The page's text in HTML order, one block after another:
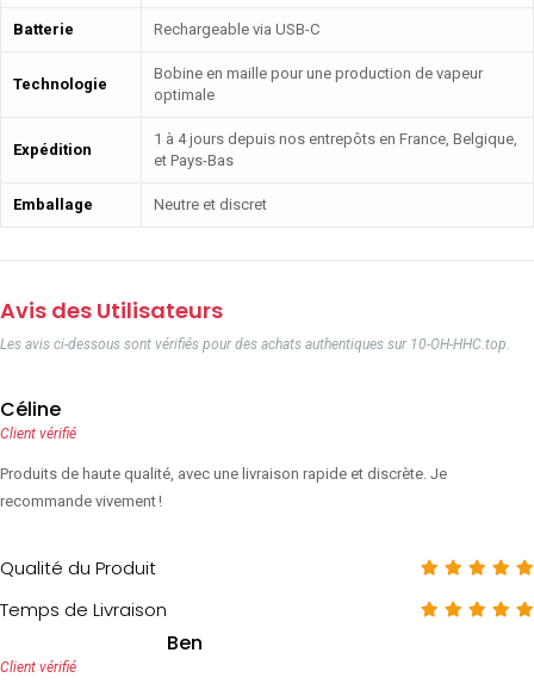
Batterie Rechargeable via USB-C
Technologie
Bobine en maille pour une production de vapeur
optimale
Expédition
1 à 4 jours depuis nos entrepôts en France, Belgique,
et Pays-Bas
Emballage Neutre et discret
Avis des Utilisateurs
Les avis ci-dessous sont vérifiés pour des achats authentiques sur 10-OH-HHC.top.
Céline
Client vérifié
Produits de haute qualité, avec une livraison rapide et discrète. Je
recommande vivement !
Qualité du Produit
Temps de Livraison
Ben
Client vérifié